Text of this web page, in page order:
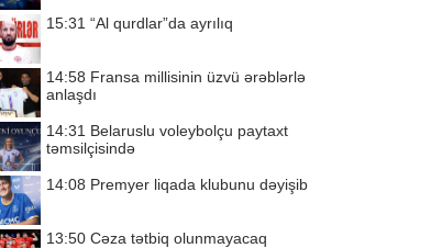
15:31 “Al qurdlar”da ayrılıq
14:58 Fransa millisinin üzvü ərəblərlə
anlaşdı
14:31 Belaruslu voleybolçu paytaxt
təmsilçisində
14:08 Premyer liqada klubunu dəyişib
13:50 Cəza tətbiq olunmayacaq